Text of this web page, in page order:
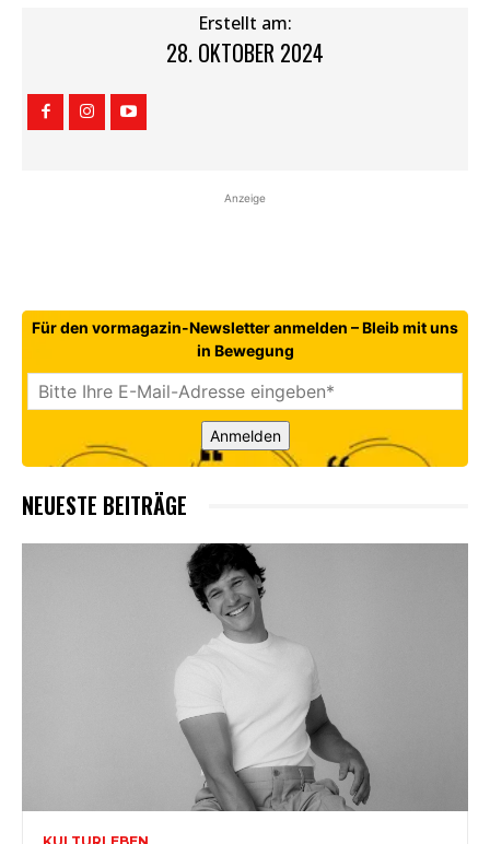
Erstellt am:
28. OKTOBER 2024
Anzeige
Für den vormagazin-Newsletter anmelden – Bleib mit uns
in Bewegung
Anmelden
NEUESTE BEITRÄGE